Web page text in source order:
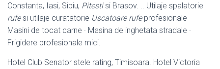
Constanta, Iasi, Sibiu, Pitestisi Brasov. .. Utilaje spalatorie
rufesi utilaje curatatorie Uscatoare rufeprofesionale ·
Masini de tocat carne · Masina de inghetata stradale ·
Frigidere profesionale mici.
Hotel Club Senator stele rating, Timisoara. Hotel Victoria